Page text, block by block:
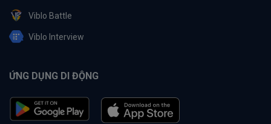
Viblo Battle
Viblo Interview
ỨNG DỤNG DI ĐỘNG